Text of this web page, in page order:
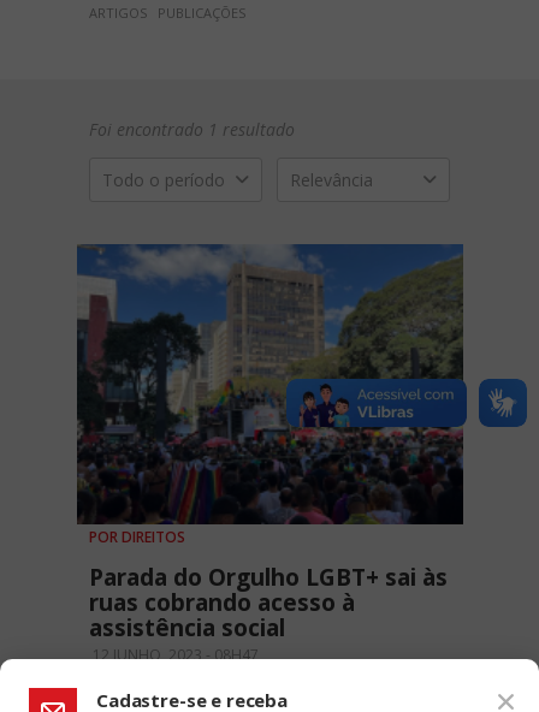
ARTIGOS
PUBLICAÇÕES
Foi encontrado 1 resultado
Todo o período Relevância
POR DIREITOS
Parada do Orgulho LGBT+ sai às
ruas cobrando acesso à
assistência social
12 JUNHO, 2023 - 08H47
Cadastre-se e receba